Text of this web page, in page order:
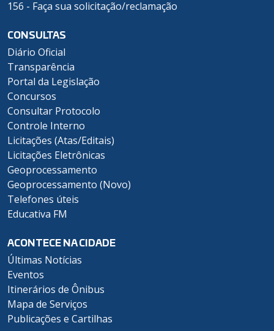
156 - Faça sua solicitação/reclamação
CONSULTAS
Diário Oficial
Transparência
Portal da Legislação
Concursos
Consultar Protocolo
Controle Interno
Licitações (Atas/Editais)
Licitações Eletrônicas
Geoprocessamento
Geoprocessamento (Novo)
Telefones úteis
Educativa FM
ACONTECE NA CIDADE
Últimas Notícias
Eventos
Itinerários de Ônibus
Mapa de Serviços
Publicações e Cartilhas